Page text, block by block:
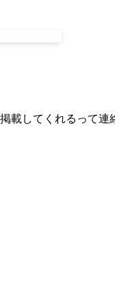
載してくれるって連